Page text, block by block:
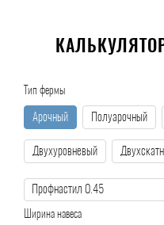
Тип фермы
Арочный Полуарочный
Двухуровневый
Ширина навеса